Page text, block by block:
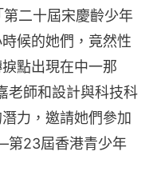
二十屆宋慶齡少年
候的她們，竟然性
點出現在中一那
老師和設計與科技科
力，邀請她們參加
23屆香港青少年